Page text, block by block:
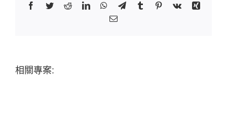
Facebook
TwitterRedditLinkedInWhatsApp
TelegramTumblr Pinterest
Vk
Xing
Email:
相關專案: